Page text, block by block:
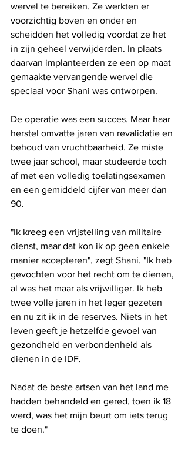
wervel te bereiken. Ze werkten er
voorzichtig boven en onder en
scheidden het volledig voordat ze het
in zijn geheel verwijderden. In plaats
daarvan implanteerden ze een op maat
gemaakte vervangende wervel die
speciaal voor Shani was ontworpen.
De operatie was een succes. Maar haar
herstel omvatte jaren van revalidatie en
behoud van vruchtbaarheid. Ze miste
twee jaar school, maar studeerde toch
af met een volledig toelatingsexamen
en een gemiddeld cijfer van meer dan
90.
"Ik kreeg een vrijstelling van militaire
dienst, maar dat kon ik op geen enkele
manier accepteren", zegt Shani. "Ik heb
gevochten voor het recht om te dienen,
al was het maar als vrijwilliger. Ik heb
twee volle jaren in het leger gezeten
en nu zit ik in de reserves. Niets in het
leven geeft je hetzelfde gevoel van
gezondheid en verbondenheid als
dienen in de IDF.
Nadat de beste artsen van het land me
hadden behandeld en gered, toen ik 18
werd, was het mijn beurt om iets terug
te doen."